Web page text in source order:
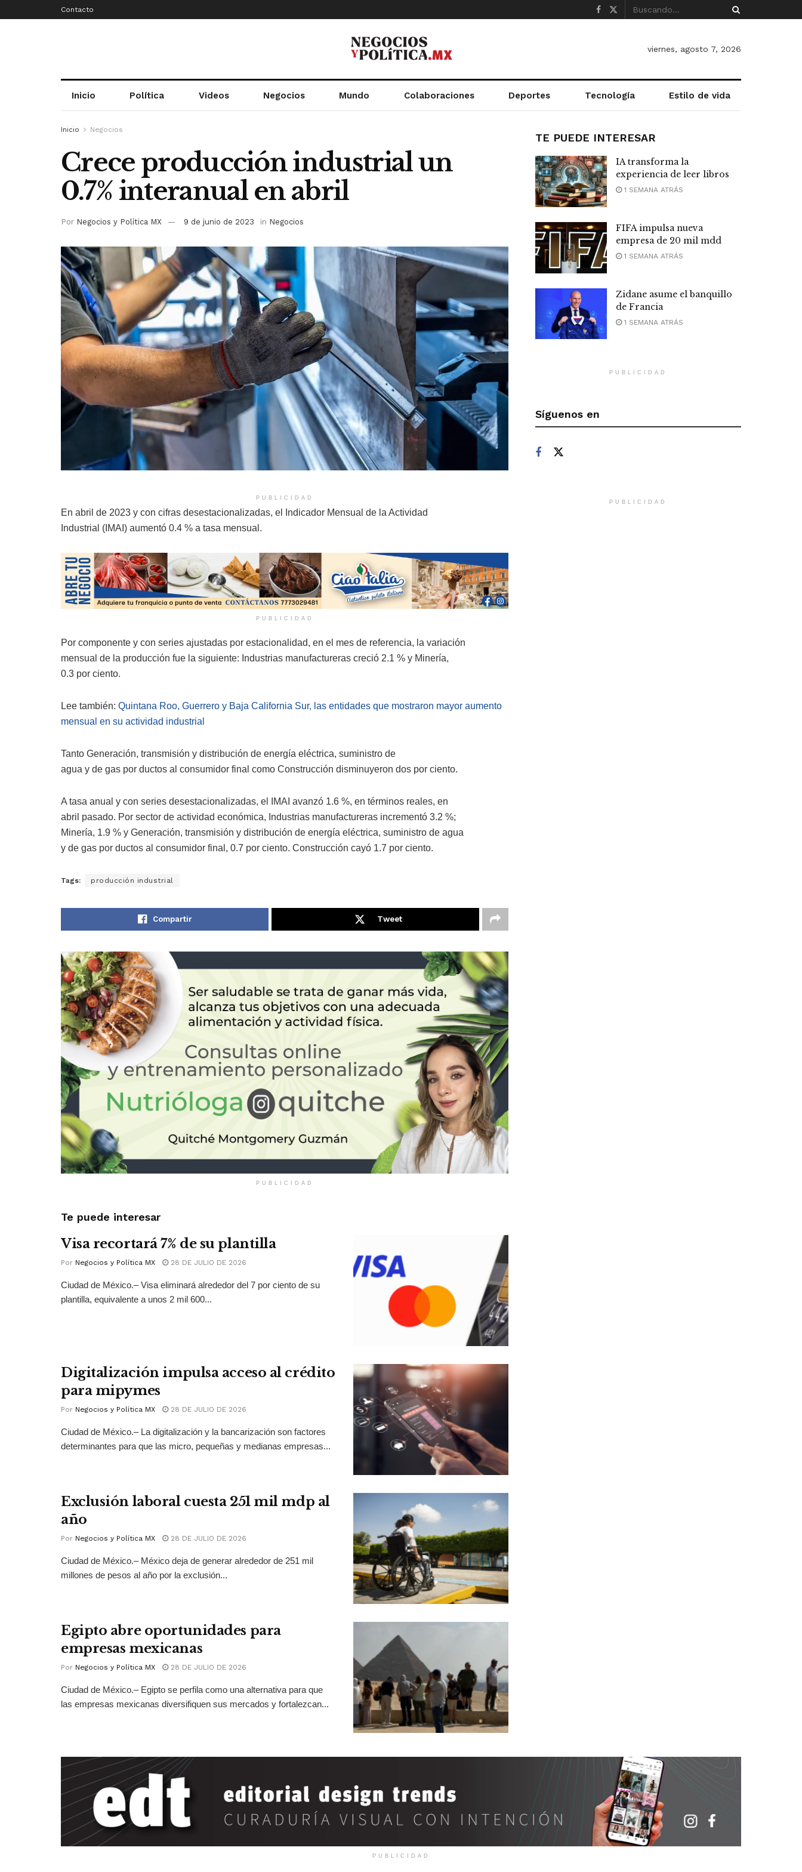
Contacto
viernes, agosto 7, 2026
Inicio Política Videos Negocios Mundo Colaboraciones Deportes Tecnología Estilo de vida
Inicio Negocios
Crece producción industrial un
0.7% interanual en abril
Por Negocios y Política MX 9 de junio de 2023 in Negocios
PUBLICIDAD
En abril de 2023 y con cifras desestacionalizadas, el Indicador Mensual de la Actividad
Industrial (IMAI) aumentó 0.4 % a tasa mensual.
PUBLICIDAD
Por componente y con series ajustadas por estacionalidad, en el mes de referencia, la variación
mensual de la producción fue la siguiente: Industrias manufactureras creció 2.1 % y Minería,
0.3 por ciento.
Lee también: Quintana Roo, Guerrero y Baja California Sur, las entidades que mostraron mayor aumento
mensual en su actividad industrial
Tanto Generación, transmisión y distribución de energía eléctrica, suministro de
agua y de gas por ductos al consumidor final como Construcción disminuyeron dos por ciento.
A tasa anual y con series desestacionalizadas, el IMAI avanzó 1.6 %, en términos reales, en
abril pasado. Por sector de actividad económica, Industrias manufactureras incrementó 3.2 %;
Minería, 1.9 % y Generación, transmisión y distribución de energía eléctrica, suministro de agua
y de gas por ductos al consumidor final, 0.7 por ciento. Construcción cayó 1.7 por ciento.
Tags: producción industrial
Compartir Tweet
PUBLICIDAD
Te puede interesar
Visa recortará 7% de su plantilla
Por Negocios y Política MX 28 DE JULIO DE 2026
Ciudad de México.– Visa eliminará alrededor del 7 por ciento de su
plantilla, equivalente a unos 2 mil 600...
Digitalización impulsa acceso al crédito
para mipymes
Por Negocios y Política MX 28 DE JULIO DE 2026
Ciudad de México.– La digitalización y la bancarización son factores
determinantes para que las micro, pequeñas y medianas empresas...
Exclusión laboral cuesta 251 mil mdp al
año
Por Negocios y Política MX 28 DE JULIO DE 2026
Ciudad de México.– México deja de generar alrededor de 251 mil
millones de pesos al año por la exclusión...
Egipto abre oportunidades para
empresas mexicanas
Por Negocios y Política MX 28 DE JULIO DE 2026
Ciudad de México.– Egipto se perfila como una alternativa para que
las empresas mexicanas diversifiquen sus mercados y fortalezcan...
TE PUEDE INTERESAR
IA transforma la
experiencia de leer libros
1 SEMANA ATRÁS
FIFA impulsa nueva
empresa de 20 mil mdd
1 SEMANA ATRÁS
Zidane asume el banquillo
de Francia
1 SEMANA ATRÁS
PUBLICIDAD
Síguenos en
PUBLICIDAD
PUBLICIDAD